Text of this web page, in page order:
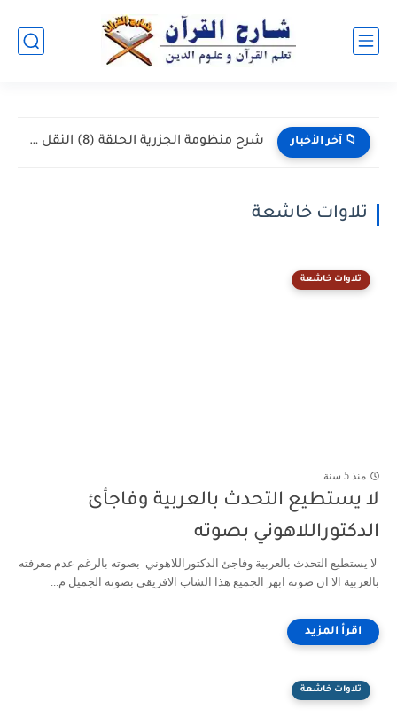
📁 آخر الأخبار شرح منظومة الجزرية الحلقة (8) النقل الصوتي للقرآن...
تلاوات خاشعة
تلاوات خاشعة
منذ 5 سنة
لا يستطيع التحدث بالعربية وفاجأئ
الدكتوراللاهوني بصوته
لا يستطيع التحدث بالعربية وفاجئ الدكتوراللاهوني بصوته بالرغم عدم معرفته
بالعربية الا ان صوته ابهر الجميع هذا الشاب الافريقي بصوته الجميل م...
تلاوات خاشعة